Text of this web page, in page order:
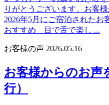
りがとうございます。お客
2026年5月にご宿泊されたお
おすすめ 目で舌で楽し ...
お客様の声 2026.05.16
お客様からのお声
行）